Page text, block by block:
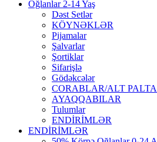
Oğlanlar 2-14 Yaş
Dəst Setlər
KÖYNƏKLƏR
Pijamalar
Şalvarlar
Şortiklar
Sifarişlə
Gödəkcələr
CORABLAR/ALT
AYAQQABILAR
Tulumlar
ENDİRİMLƏR
ENDİRİMLƏR